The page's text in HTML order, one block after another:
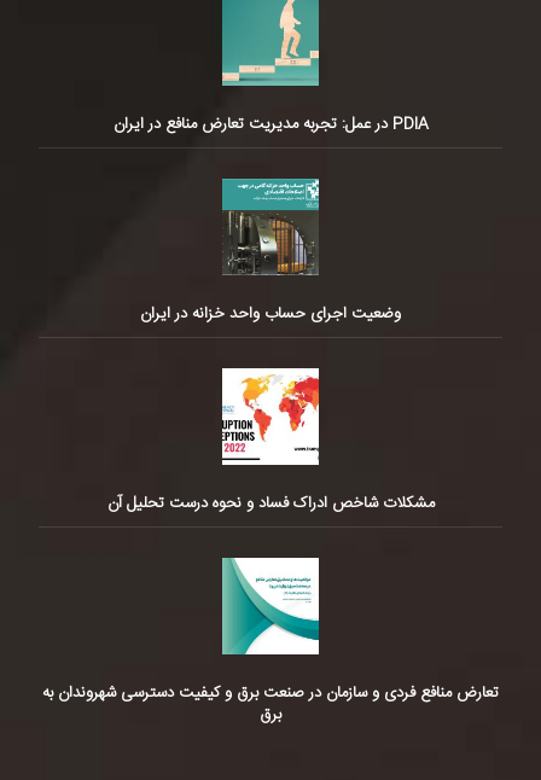
PDIA در عمل: تجربه مدیریت تعارض منافع در ایران
وضعیت اجرای حساب واحد خزانه در ایران
مشکلات شاخص ادراک فساد و نحوه درست تحلیل آن
تعارض منافع فردی و سازمان در صنعت برق و کیفیت دسترسی شهروندان به
برق